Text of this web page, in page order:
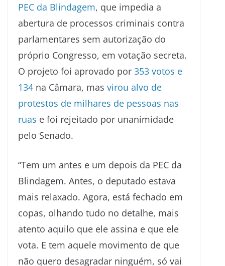
PEC da Blindagem, que impedia a
abertura de processos criminais contra
parlamentares sem autorização do
próprio Congresso, em votação secreta.
O projeto foi aprovado por 353 votos e
134 na Câmara, mas virou alvo de
protestos de milhares de pessoas nas
ruas e foi rejeitado por unanimidade
pelo Senado.
“Tem um antes e um depois da PEC da
Blindagem. Antes, o deputado estava
mais relaxado. Agora, está fechado em
copas, olhando tudo no detalhe, mais
atento aquilo que ele assina e que ele
vota. E tem aquele movimento de que
não quero desagradar ninguém, só vai